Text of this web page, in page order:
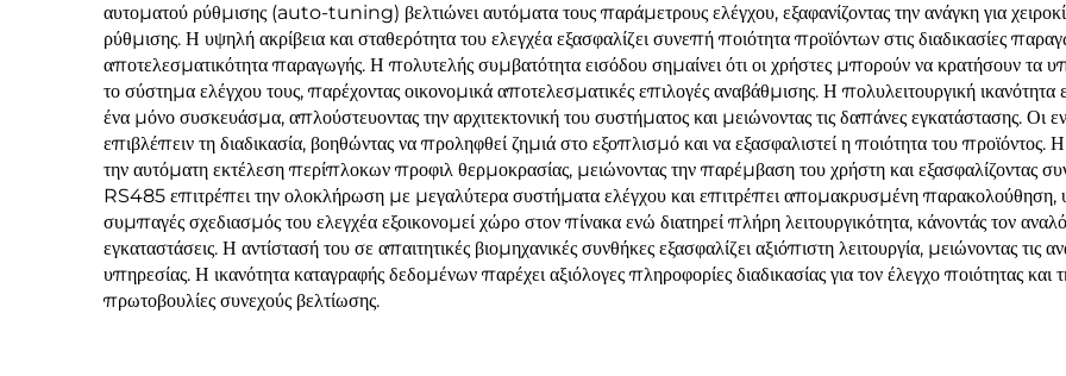
αυτοματού ρύθμισης (auto-tuning) βελτιώνει αυτόματα τους παράμετρους ελέγχου, εξαφανίζοντας την ανάγκη για
ρύθμισης. Η υψηλή ακρίβεια και σταθερότητα του ελεγχέα εξασφαλίζει συνεπή ποιότητα προϊόντων στις διαδικασίες
αποτελεσματικότητα παραγωγής. Η πολυτελής συμβατότητα εισόδου σημαίνει ότι οι χρήστες μπορούν να κρατήσουν τα
το σύστημα ελέγχου τους, παρέχοντας οικονομικά αποτελεσματικές επιλογές αναβάθμισης. Η πολυλειτουργική
ένα μόνο συσκευάσμα, απλούστευοντας την αρχιτεκτονική του συστήματος και μειώνοντας τις δαπάνες εγκατάστασης.
επιβλέπειν τη διαδικασία, βοηθώντας να προληφθεί ζημιά στο εξοπλισμό και να εξασφαλιστεί η ποιότητα του
την αυτόματη εκτέλεση περίπλοκων προφιλ θερμοκρασίας, μειώνοντας την παρέμβαση του χρήστη και εξασφαλίζοντας
RS485 επιτρέπει την ολοκλήρωση με μεγαλύτερα συστήματα ελέγχου και επιτρέπει απομακρυσμένη
συμπαγές σχεδιασμός του ελεγχέα εξοικονομεί χώρο στον πίνακα ενώ διατηρεί πλήρη λειτουργικότητα, κάνοντάς τον
εγκαταστάσεις. Η αντίστασή του σε απαιτητικές βιομηχανικές συνθήκες εξασφαλίζει αξιόπιστη λειτουργία, μειώνοντας τις
υπηρεσίας. Η ικανότητα καταγραφής δεδομένων παρέχει αξιόλογες πληροφορίες διαδικασίας για τον έλεγχο ποιότητας
πρωτοβουλίες συνεχούς βελτίωσης.